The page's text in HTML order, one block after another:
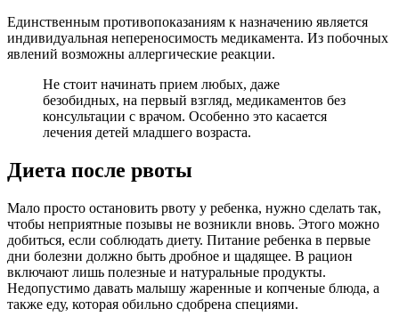
Единственным противопоказаниям к назначению является
индивидуальная непереносимость медикамента. Из побочных
явлений возможны аллергические реакции.
Не стоит начинать прием любых, даже
безобидных, на первый взгляд, медикаментов без
консультации с врачом. Особенно это касается
лечения детей младшего возраста.
Диета после рвоты
Мало просто остановить рвоту у ребенка, нужно сделать так,
чтобы неприятные позывы не возникли вновь. Этого можно
добиться, если соблюдать диету. Питание ребенка в первые
дни болезни должно быть дробное и щадящее. В рацион
включают лишь полезные и натуральные продукты.
Недопустимо давать малышу жаренные и копченые блюда, а
также еду, которая обильно сдобрена специями.